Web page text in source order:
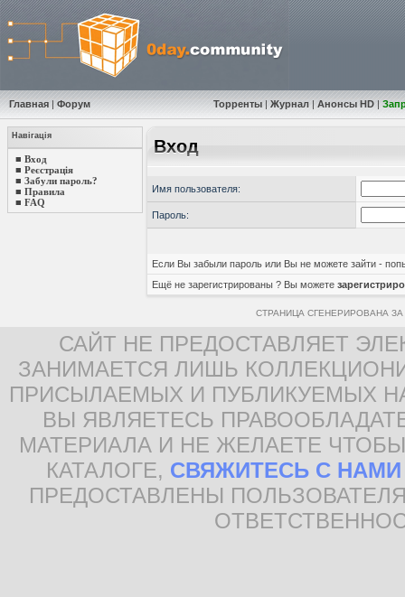
Главная | Форум Торренты |Журнал |Анонсы HD |
Навігація
■ Вход
■ Реєстрація
■ Забули пароль?
■ Правила
■ FAQ
Вход
Имя пользователя:
Пароль:
Если Вы забыли пароль или Вы не можете зайти -
Ещё не зарегистрированы ? Вы можете
СТРАНИЦА СГЕНЕРИРОВАНА
САЙТ НЕ ПРЕДОСТАВЛЯЕТ
ЗАНИМАЕТСЯ ЛИШЬ
ПРИСЫЛАЕМЫХ И ПУБЛИКУЕМЫХ
ВЫ ЯВЛЯЕТЕСЬ
МАТЕРИАЛА И НЕ ЖЕЛАЕТЕ
КАТАЛОГЕ, СВЯЖИТЕСЬ С НАМИ
ПРЕДОСТАВЛЕНЫ